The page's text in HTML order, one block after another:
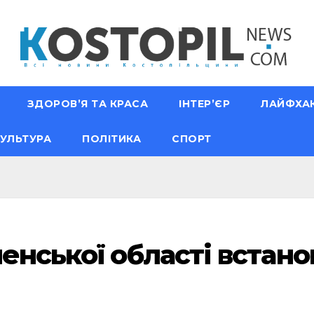
ЗДОРОВ’Я ТА КРАСА ІНТЕР’ЄР
ПОЛІТИКА СПОРТ
області